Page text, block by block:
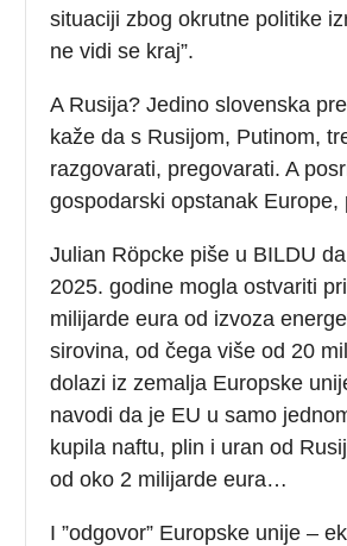
situaciji zbog okrutne politike
ne vidi se kraj”.
A Rusija? Jedino slovenska
kaže da s Rusijom, Putinom,
razgovarati, pregovarati. A
gospodarski opstanak Europe,
Julian Röpcke piše u BILDU
2025. godine mogla ostvariti
milijarde eura od izvoza
sirovina, od čega više od 20
dolazi iz zemalja Europske
navodi da je EU u samo
kupila naftu, plin i uran od
od oko 2 milijarde eura…
I ”odgovor” Europske unije –